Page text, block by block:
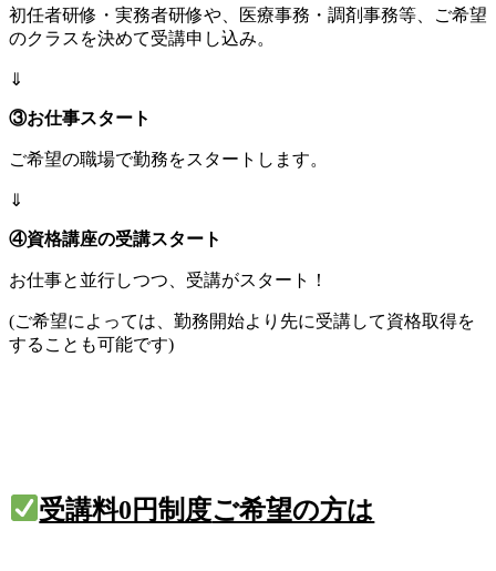
初任者研修・実務者研修や、医療事務・調剤事務等、ご希望
のクラスを決めて受講申し込み。
⇓
③お仕事スタート
ご希望の職場で勤務をスタートします。
⇓
④資格講座の受講スタート
お仕事と並行しつつ、受講がスタート！
(ご希望によっては、勤務開始より先に受講して資格取得を
することも可能です)
受講料0円制度ご希望の方は